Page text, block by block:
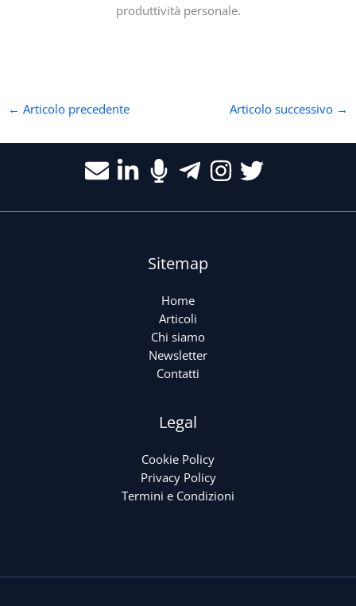
produttività personale.
← Articolo precedente Articolo successivo →
Sitemap
Home
Articoli
Chi siamo
Newsletter
Contatti
Legal
Cookie Policy
Privacy Policy
Termini e Condizioni